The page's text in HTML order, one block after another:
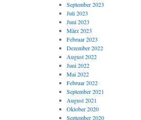
September 2023
Juli 2023
Juni 2023
März 2023
Februar 2023
Dezember 2022
August 2022
Juni 2022
Mai 2022
Februar 2022
September 2021
August 2021
Oktober 2020
September 2020